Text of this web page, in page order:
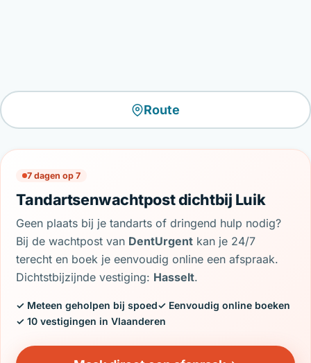
Route
7 dagen op 7
Tandartsenwachtpost dichtbij Luik
Geen plaats bij je tandarts of dringend hulp nodig?
Bij de wachtpost van DentUrgent kan je 24/7
terecht en boek je eenvoudig online een afspraak.
Dichtstbijzijnde vestiging: Hasselt.
✓ Meteen geholpen bij spoed✓ Eenvoudig online boeken
✓ 10 vestigingen in Vlaanderen